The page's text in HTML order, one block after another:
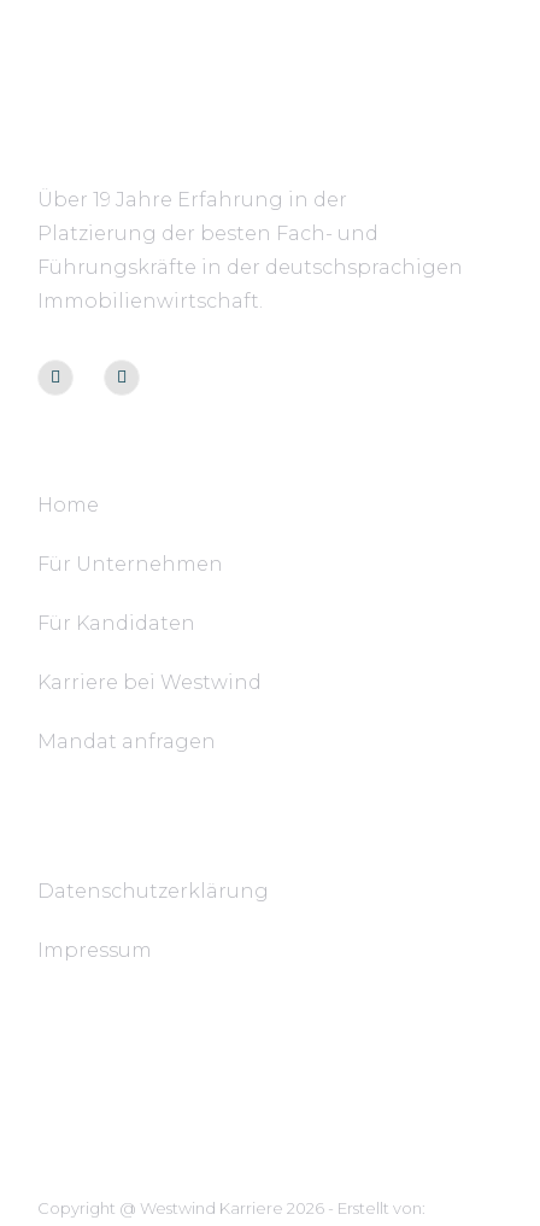
Über 19 Jahre Erfahrung in der
Platzierung der besten Fach- und
Führungskräfte in der deutschsprachigen
Immobilienwirtschaft.
Home
Für Unternehmen
Für Kandidaten
Karriere bei Westwind
Mandat anfragen
Datenschutzerklärung
Impressum
Copyright @ Westwind Karriere 2026 - Erstellt von: